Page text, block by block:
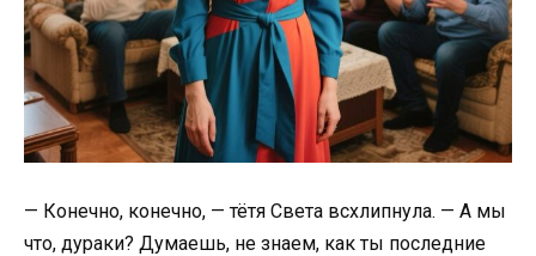
— Конечно, конечно, — тётя Света всхлипнула. — А мы
что, дураки? Думаешь, не знаем, как ты последние